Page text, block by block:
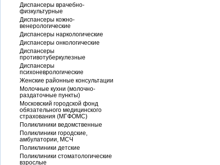
Диспансеры врачебно-
физкультурные
Диспансеры кожно-
венерологические
Диспансеры наркологические
Диспансеры онкологические
Диспансеры
противотуберкулезные
Диспансеры
психоневрологические
Женские районные консультации
Молочные кухни (молочно-
раздаточные пункты)
Московский городской фонд
обязательного медицинского
страхования (МГФОМС)
Поликлиники ведомственные
Поликлиники городские,
амбулатории, МСЧ
Поликлиники детские
Поликлиники стоматологические
взрослые